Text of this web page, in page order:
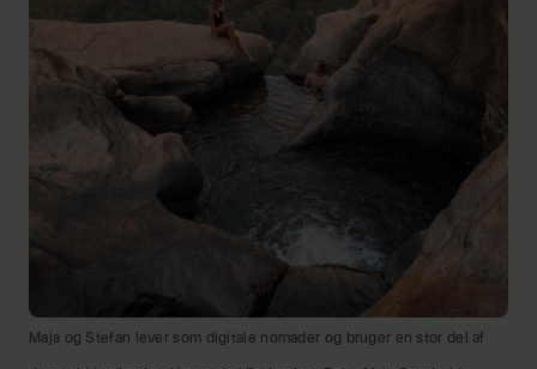
Maja og Stefan lever som digitale nomader og bruger en stor del af